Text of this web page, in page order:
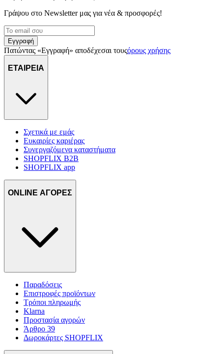
Γράψου στο Νewsletter μας για νέα & προσφορές!
Εγγραφή
Πατώντας «Εγγραφή» αποδέχεσαι τουςόρους χρήσης
ΕΤΑΙΡΕΙΑ
Σχετικά με εμάς
Ευκαιρίες καριέρας
Συνεργαζόμενα καταστήματα
SHOPFLIX B2B
SHOPFLIX app
ONLINE ΑΓΟΡΕΣ
Παραδόσεις
Επιστροφές προϊόντων
Τρόποι πληρωμής
Klarna
Προστασία αγορών
Άρθρο 39
Δωροκάρτες SHOPFLIX